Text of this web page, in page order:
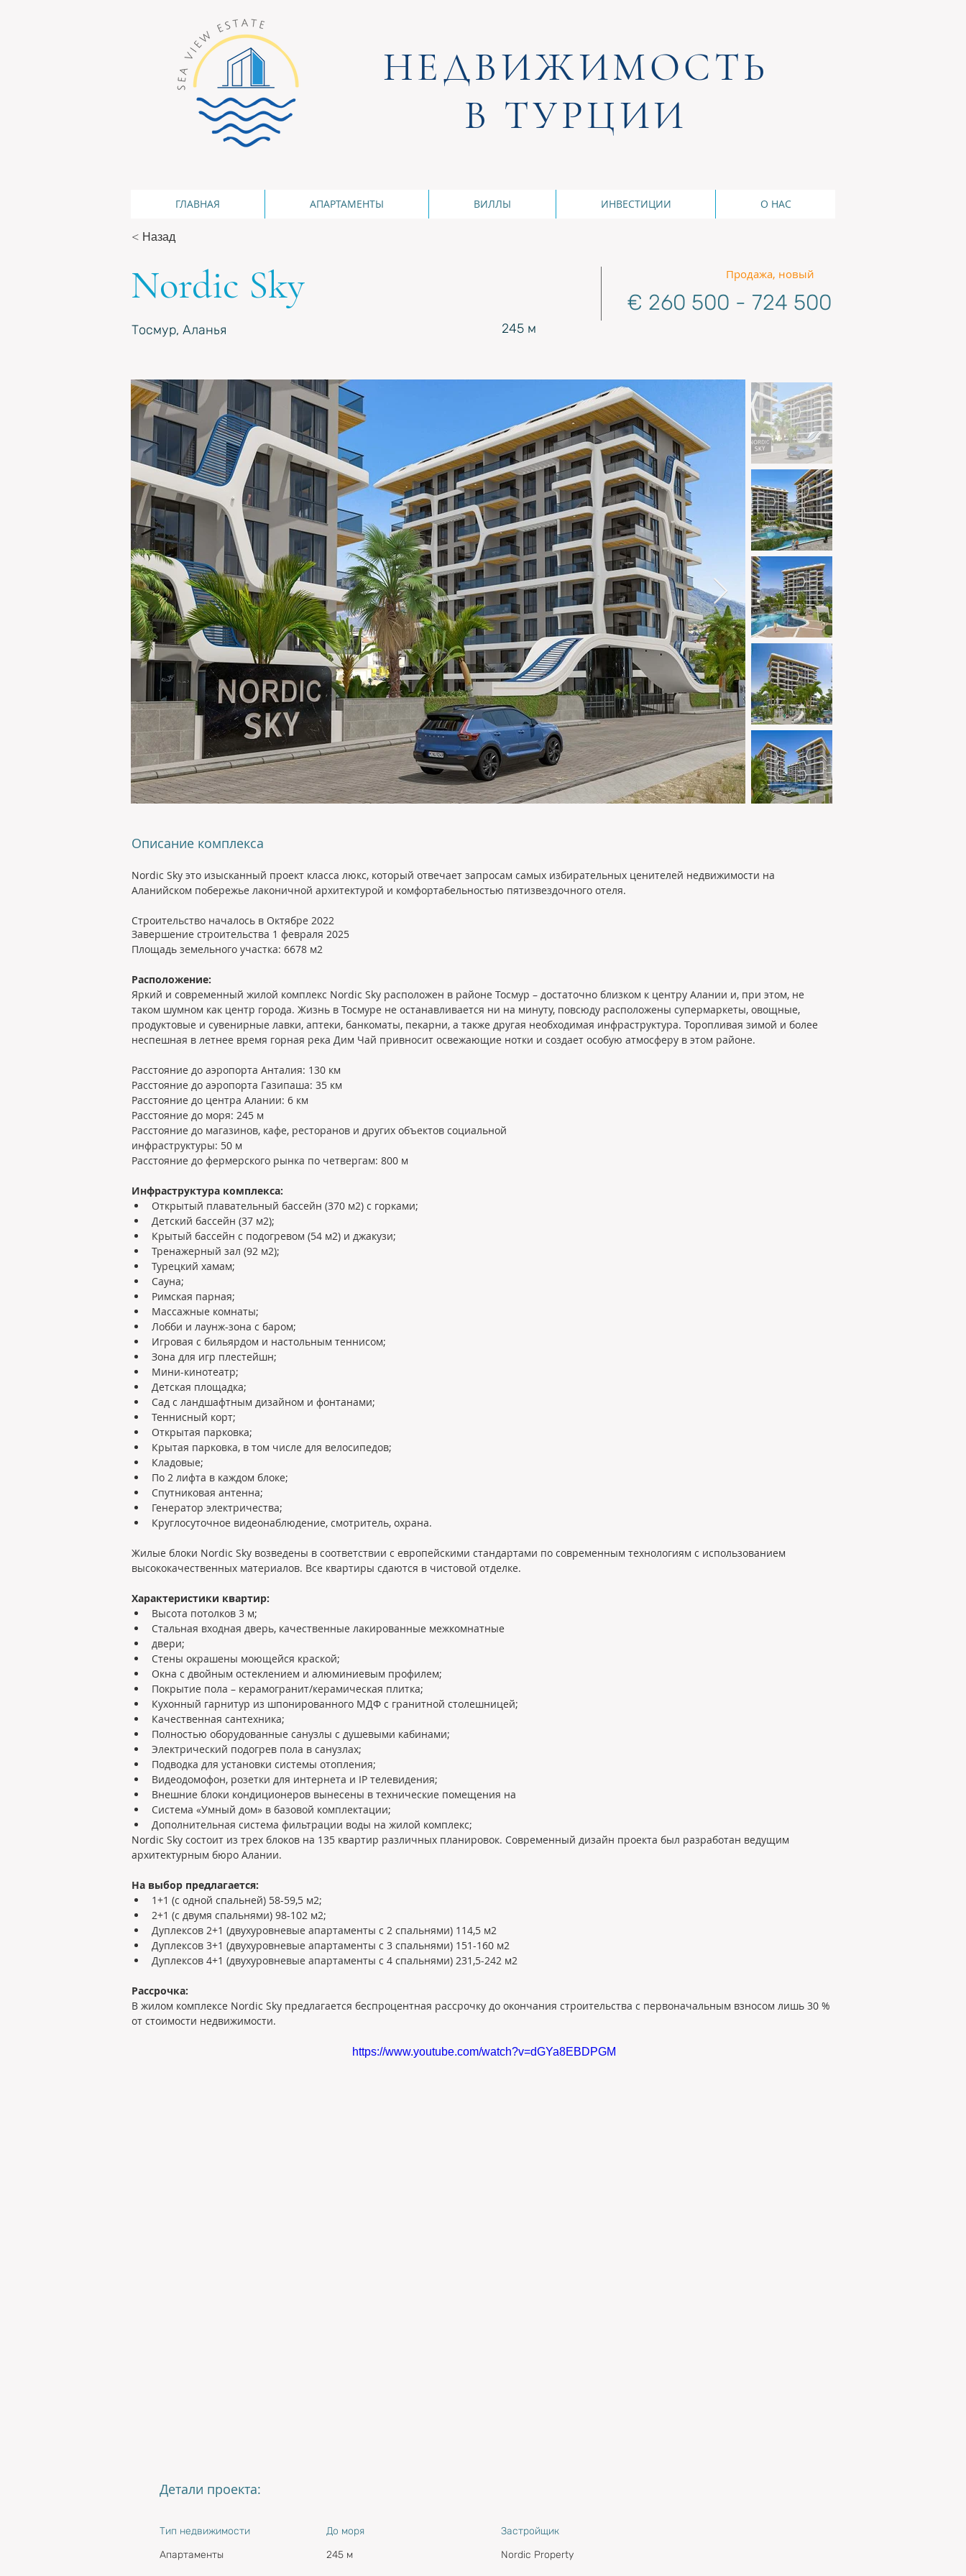
НЕДВИЖИМОСТЬ
В ТУРЦИИ
ГЛАВНАЯ АПАРТАМЕНТЫ ВИЛЛЫ ИНВЕСТИЦИИ О НАС
< Назад
Nordic Sky
Тосмур, Аланья 245 м
Продажа, новый
€ 260 500 - 724 500
Описание комплекса
Nordic Sky это изысканный проект класса люкс, который отвечает запросам самых избирательных ценителей недвижимости на
Аланийском побережье лаконичной архитектурой и комфортабельностью пятизвездочного отеля.
Строительство началось в Октябре 2022
Завершение строительства 1 февраля 2025
Площадь земельного участка: 6678 м2
Расположение:
Яркий и современный жилой комплекс Nordic Sky расположен в районе Тосмур – достаточно близком к центру Алании и, при этом, не
таком шумном как центр города. Жизнь в Тосмуре не останавливается ни на минуту, повсюду расположены супермаркеты, овощные,
продуктовые и сувенирные лавки, аптеки, банкоматы, пекарни, а также другая необходимая инфраструктура. Торопливая зимой и более
неспешная в летнее время горная река Дим Чай привносит освежающие нотки и создает особую атмосферу в этом районе.
Расстояние до аэропорта Анталия: 130 км
Расстояние до аэропорта Газипаша: 35 км
Расстояние до центра Алании: 6 км
Расстояние до моря: 245 м
Расстояние до магазинов, кафе, ресторанов и других объектов социальной
инфраструктуры: 50 м
Расстояние до фермерского рынка по четвергам: 800 м
Инфраструктура комплекса:
Открытый плавательный бассейн (370 м2) с горками;
Детский бассейн (37 м2);
Крытый бассейн с подогревом (54 м2) и джакузи;
Тренажерный зал (92 м2);
Турецкий хамам;
Сауна;
Римская парная;
Массажные комнаты;
Лобби и лаунж-зона с баром;
Игровая с бильярдом и настольным теннисом;
Зона для игр плестейшн;
Мини-кинотеатр;
Детская площадка;
Сад с ландшафтным дизайном и фонтанами;
Теннисный корт;
Открытая парковка;
Крытая парковка, в том числе для велосипедов;
Кладовые;
По 2 лифта в каждом блоке;
Спутниковая антенна;
Генератор электричества;
Круглосуточное видеонаблюдение, смотритель, охрана.
Жилые блоки Nordic Sky возведены в соответствии с европейскими стандартами по современным технологиям с использованием
высококачественных материалов. Все квартиры сдаются в чистовой отделке.
Характеристики квартир:
Высота потолков 3 м;
Стальная входная дверь, качественные лакированные межкомнатные
двери;
Стены окрашены моющейся краской;
Окна с двойным остеклением и алюминиевым профилем;
Покрытие пола – керамогранит/керамическая плитка;
Кухонный гарнитур из шпонированного МДФ с гранитной столешницей;
Качественная сантехника;
Полностью оборудованные санузлы с душевыми кабинами;
Электрический подогрев пола в санузлах;
Подводка для установки системы отопления;
Видеодомофон, розетки для интернета и IP телевидения;
Внешние блоки кондиционеров вынесены в технические помещения на
Система «Умный дом» в базовой комплектации;
Дополнительная система фильтрации воды на жилой комплекс;
Nordic Sky состоит из трех блоков на 135 квартир различных планировок. Современный дизайн проекта был разработан ведущим
архитектурным бюро Алании.
На выбор предлагается:
1+1 (с одной спальней) 58-59,5 м2;
2+1 (с двумя спальнями) 98-102 м2;
Дуплексов 2+1 (двухуровневые апартаменты с 2 спальнями) 114,5 м2
Дуплексов 3+1 (двухуровневые апартаменты с 3 спальнями) 151-160 м2
Дуплексов 4+1 (двухуровневые апартаменты с 4 спальнями) 231,5-242 м2
Рассрочка:
В жилом комплексе Nordic Sky предлагается беспроцентная рассрочку до окончания строительства с первоначальным взносом лишь 30 %
от стоимости недвижимости.
https://www.youtube.com/watch?v=dGYa8EBDPGM
Детали проекта:
Тип недвижимости
Апартаменты
До моря
245 м
Застройщик
Nordic Property